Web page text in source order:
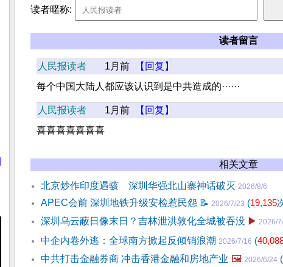
读者暱称:
读者留言
人民报读者 1月前
【回复】
每个中国大陆人都应该认识到是中共造成的······
人民报读者 1月前
【回复】
喜喜喜喜喜喜喜
相关文章
北京炒作印度遇骇 深圳华强北山寨神话破灭 2026/8/6
APEC会前 深圳地铁升级安检惹民怨 📝 2026/7/23 (19,135
深圳乌云蔽日像末日？吉林泄洪敦化全城被吞没 ▶️ 2026/
中企内卷外逃：全球南方掀起反倾销浪潮 2026/7/16 (
中共打击金融券商 冲击香港金融和房地产业 🖼️ 2026/6/24 (